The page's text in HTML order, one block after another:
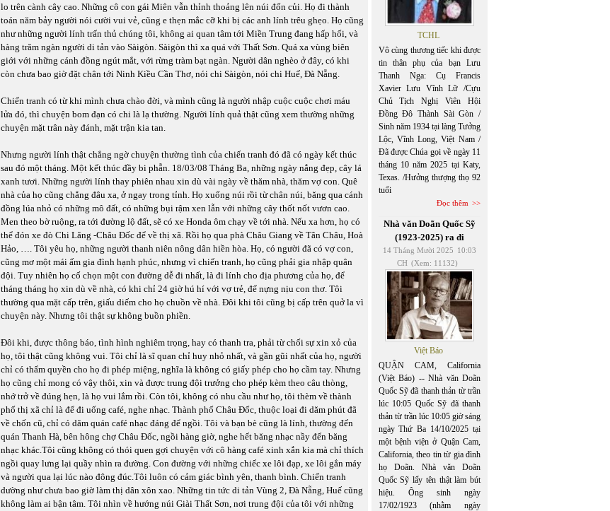
lo trên cành cây cao. Những cô con gái Miên vẫn thỉnh thoảng lên núi đốn củi. Họ đi thành
toán năm bảy người nói cười vui vẻ, cũng e thẹn mắc cỡ khi bị các anh lính trêu ghẹo. Họ cũng
như những người lính trấn thủ chúng tôi, không ai quan tâm tới Miền Trung đang hấp hối, và
hàng trăm ngàn người di tản vào Sàigòn. Sàigòn thì xa quá với Thất Sơn. Quá xa vùng biên
giới với những cánh đồng ngút mắt, với rừng tràm bạt ngàn. Người dân nghèo ở đây, có khi
còn chưa bao giờ đặt chân tới Ninh Kiều Cần Thơ, nói chi Sàigòn, nói chi Huế, Đà Nẵng.
Chiến tranh có từ khi mình chưa chào đời, và mình cũng là người nhập cuộc cuộc chơi máu
lửa đó, thì chuyện bom đạn có chi là lạ thường. Người lính quả thật cũng xem thường những
chuyện mặt trân này đánh, mặt trận kia tan.
Nhưng người lính thật chẳng ngờ chuyện thường tình của chiến tranh đó đã có ngày kết thúc
sau đó một tháng. Một kết thúc đầy bi phẫn. 18/03/08 Tháng Ba, những ngày nắng đẹp, cây lá
xanh tươi. Những người lính thay phiên nhau xin dù vài ngày về thăm nhà, thăm vợ con. Quê
nhà của họ cũng chẳng đâu xa, ở ngay trong tỉnh. Họ xuống núi rồi từ chân núi, băng qua cánh
đồng lúa nhỏ có những mô đất, có những bụi rậm xen lẫn với những cây thốt nốt vươn cao.
Men theo bờ ruộng, ra tới đường lộ đất, sẽ có xe Honda ôm chạy về tới nhà. Nếu xa hơn, họ có
thể đón xe đò Chi Lăng -Châu Đốc để về thị xã. Rồi họ qua phà Châu Giang về Tân Châu, Hoà
Hảo, …. Tôi yêu họ, những người thanh niên nông dân hiền hòa. Họ, có người đã có vợ con,
cũng mơ một mái ấm gia đình hạnh phúc, nhưng vì chiến tranh, họ cũng phải gia nhập quân
đội. Tuy nhiên họ cố chọn một con đường dễ đi nhất, là đi lính cho địa phương của họ, để
tháng tháng họ xin dù về nhà, có khi chỉ 24 giờ hú hí với vợ trẻ, để nựng nịu con thơ. Tôi
thường qua mặt cấp trên, giấu diếm cho họ chuồn về nhà. Đôi khi tôi cũng bị cấp trên quở la vì
chuyện này. Nhưng tôi thật sự không buồn phiền.
Đôi khi, được thông báo, tình hình nghiêm trọng, hay có thanh tra, phải từ chối sự xin xỏ của
họ, tôi thật cũng không vui. Tôi chỉ là sĩ quan chỉ huy nhỏ nhất, và gần gũi nhất của họ, người
chỉ có thẩm quyền cho họ đi phép miệng, nghĩa là không có giấy phép cho họ cầm tay. Nhưng
họ cũng chỉ mong có vậy thôi, xin và được trung đội trưởng cho phép kèm theo câu thòng,
nhớ trở về đúng hẹn, là họ vui lắm rồi. Còn tôi, không có nhu cầu như họ, tôi thèm về thành
phố thị xã chỉ là để đi uống café, nghe nhạc. Thành phố Châu Đốc, thuộc loại đi dăm phút đã
về chốn cũ, chỉ có dăm quán café nhạc đáng để ngồi. Tôi và bạn bè cũng là lính, thường đến
quán Thanh Hà, bên hông chợ Châu Đốc, ngồi hàng giờ, nghe hết băng nhạc nầy đến băng
nhạc khác.Tôi cũng không có thói quen gợi chuyện với cô hàng café xinh xắn kia mà chỉ thích
ngồi quay lưng lại quầy nhìn ra đường. Con đường với những chiếc xe lôi đạp, xe lôi gắn máy
và người qua lại lúc nào đông đúc.Tôi luôn có cảm giác bình yên, thanh bình. Chiến tranh
dường như chưa bao giờ làm thị dân xôn xao. Những tin tức di tản Vùng 2, Đà Nẵng, Huế cũng
không làm ai bận tâm. Tôi nhìn về hướng núi Giài Thất Sơn, nơi trung đội của tôi với những
TCHL
Vô cùng thương tiếc khi được
tin thân phụ của bạn Lưu
Thanh Nga: Cụ Francis
Xavier Lưu Vĩnh Lữ /Cựu
Chủ Tịch Nghị Viên Hội
Đồng Đô Thành Sài Gòn /
Sinh năm 1934 tại làng Tưởng
Lộc, Vĩnh Long, Việt Nam /
Đã được Chúa gọi về ngày 11
tháng 10 năm 2025 tại Katy,
Texas. /Hưởng thượng thọ 92
tuổi
Đọc thêm
Nhà văn Doãn Quốc Sỹ
(1923-2025) ra đi
14 Tháng Mười 2025 10:03
CH (Xem: 11132)
Việt Báo
QUẬN CAM, California
(Việt Báo) -- Nhà văn Doãn
Quốc Sỹ đã thanh thản từ trần
lúc 10:05 Quốc Sỹ đã thanh
thản từ trần lúc 10:05 giờ sáng
ngày Thứ Ba 14/10/2025 tại
một bệnh viện ở Quận Cam,
California, theo tin từ gia đình
họ Doãn. Nhà văn Doãn
Quốc Sỹ lấy tên thật làm bút
hiệu. Ông sinh ngày
17/02/1923 (nhằm ngày